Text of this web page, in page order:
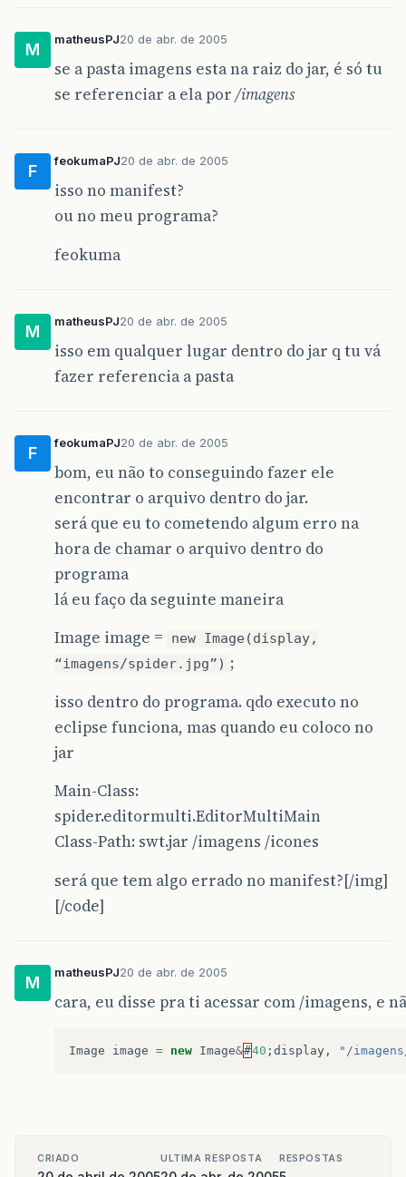
M
matheusPJ20 de abr. de 2005
se a pasta imagens esta na raiz do jar, é só tu
se referenciar a ela por/imagens
F
feokumaPJ20 de abr. de 2005
isso no manifest?
ou no meu programa?
feokuma
M
matheusPJ20 de abr. de 2005
isso em qualquer lugar dentro do jar q tu vá
fazer referencia a pasta
F
feokumaPJ20 de abr. de 2005
bom, eu não to conseguindo fazer ele
encontrar o arquivo dentro do jar.
será que eu to cometendo algum erro na
hora de chamar o arquivo dentro do
programa
lá eu faço da seguinte maneira
Image image =
new Image(display,
“imagens/spider.jpg”) ;
isso dentro do programa. qdo executo no
eclipse funciona, mas quando eu coloco no
jar
Main-Class:
spider.editormulti.EditorMultiMain
Class-Path: swt.jar /imagens /icones
será que tem algo errado no manifest?[/img]
[/code]
M
matheusPJ20 de abr. de 2005
cara, eu disse pra ti acessar com /imagens, e
Image image = new Image&#40 ; display , "/
CRIADO ULTIMA RESPOSTA RESPOSTAS